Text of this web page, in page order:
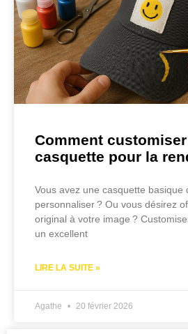
Comment
casquette pour la
Vous avez une casquette basique
personnaliser ? Ou vous désirez
original à votre image ?
un excellent
LIRE LA SUITE »
Agathe 20 février 2026